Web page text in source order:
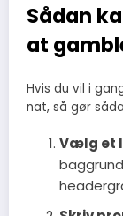
Sådan
at
Hvis du vil i
nat, så gør
Vælg et